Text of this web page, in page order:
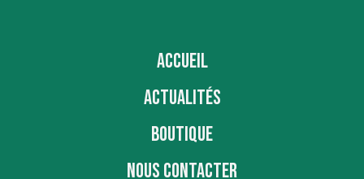
ACCUEIL
ACTUALITÉS
BOUTIQUE
NOUS CONTACTER